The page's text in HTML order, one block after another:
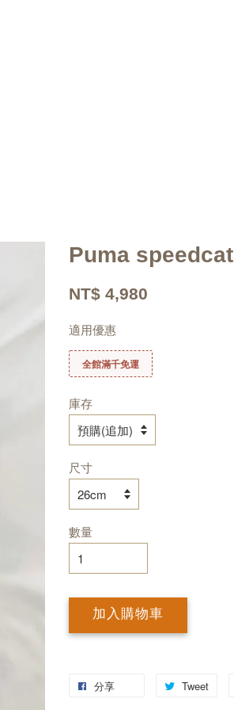
Puma
NT$ 4,980
適用優惠
全館滿千免運
庫存
尺寸
數量
加入購物車
分享 Tweet